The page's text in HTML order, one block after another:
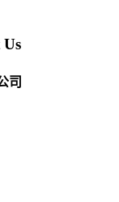
Us
司